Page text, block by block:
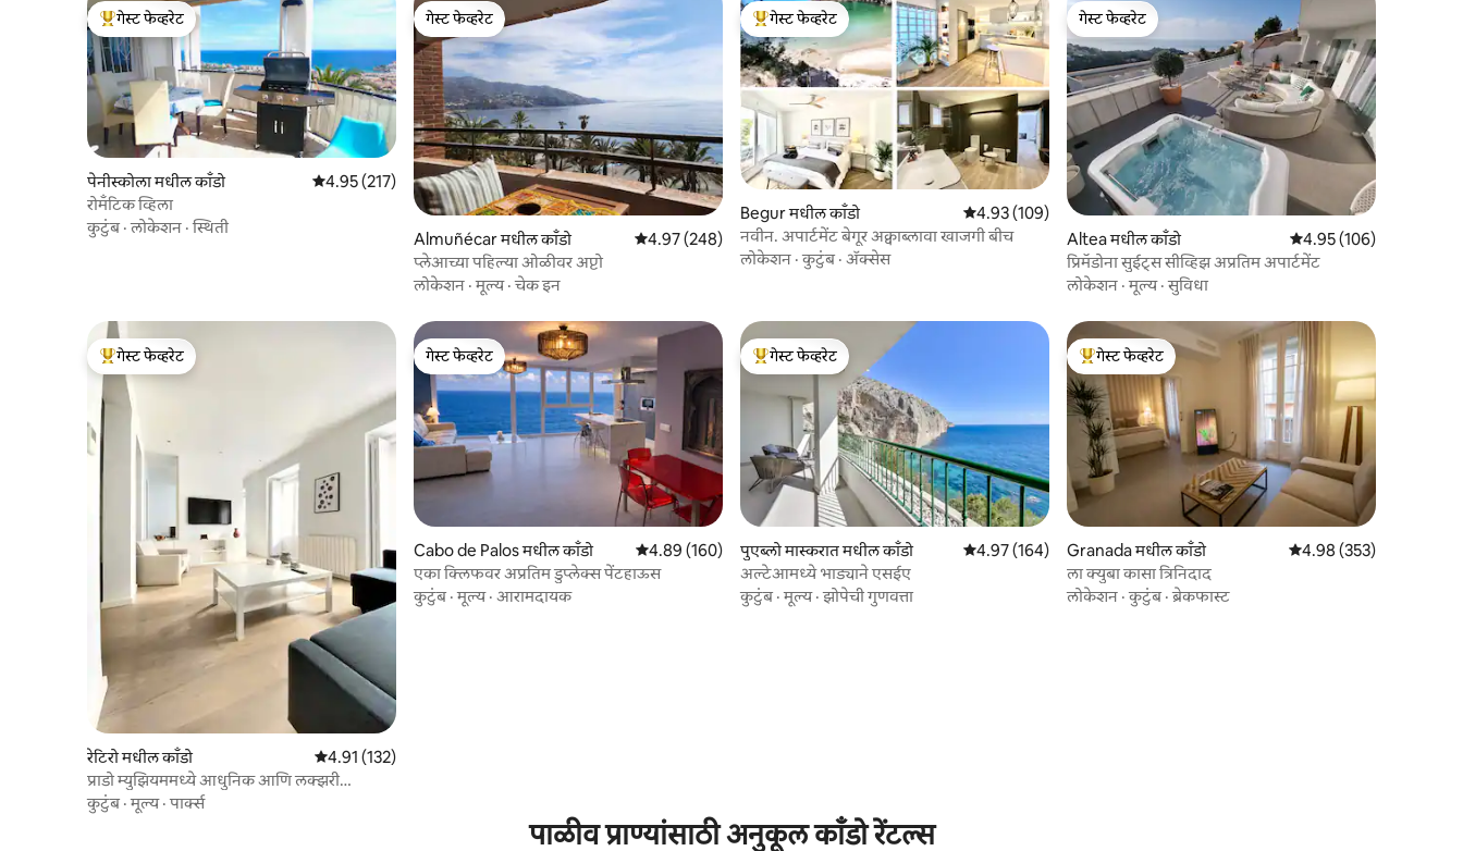
टॉप गेस्ट फेव्हरेट
गेस्ट फेव्हरेट
पेनीस्कोला मधील काँडो 5 पैकी 4.95 सरासरी रेटिंग, 217 रिव्ह्यूज
4.95 (217)
रोमँटिक व्हिला
कुटुंब·लोकेशन ·स्थिती
गेस्ट फेव्हरेट
गेस्ट फेव्हरेट
Almuñécar मधील काँडो 5 पैकी 4.97 सरासरी रेटिंग, 248 रिव्ह्यूज
4.97 (248)
प्लेआच्या पहिल्या ओळीवर अप्टो
लोकेशन ·मूल्य·चेक इन
टॉप गेस्ट फेव्हरेट
गेस्ट फेव्हरेट
Begur मधील काँडो 5 पैकी 4.93 सरासरी रेटिंग, 109 रिव्ह्यूज
4.93 (109)
नवीन. अपार्टमेंट बेगूर अक्वाब्लावा खाजगी बीच
लोकेशन ·कुटुंब· ॲक्सेस
गेस्ट फेव्हरेट
गेस्ट फेव्हरेट
Altea मधील काँडो 5 पैकी 4.95 सरासरी रेटिंग,
4.95 (106)
प्रिमॅडोना सुईट्स सीव्हिझ अप्रतिम अपार्टमेंट
लोकेशन ·मूल्य·सुविधा
टॉप गेस्ट फेव्हरेट
गेस्ट फेव्हरेट
रेटिरो मधील काँडो 5 पैकी 4.91 सरासरी रेटिंग, 132 रिव्ह्यूज
4.91 (132)
प्राडो म्युझियममध्ये आधुनिक आणि लक्झरी
अपार्टमेंट
कुटुंब·मूल्य·पार्क्स
गेस्ट फेव्हरेट
गेस्ट फेव्हरेट
Cabo de Palos मधील काँडो 5 पैकी 4.89 सरासरी रेटिंग, 160 रिव्ह्यूज
4.89 (160)
एका क्लिफवर अप्रतिम डुप्लेक्स पेंटहाऊस
कुटुंब·मूल्य· आरामदायक
टॉप गेस्ट फेव्हरेट
गेस्ट फेव्हरेट
पुएब्लो मास्करात मधील काँडो 5 पैकी 4.97 सरासरी रेटिंग, 164 रिव्ह्यूज
4.97 (164)
अल्टेआमध्ये भाड्याने एसईए
कुटुंब·मूल्य·झोपेची गुणवत्ता
टॉप गेस्ट फेव्हरेट
गेस्ट फेव्हरेट
Granada मधील काँडो 5 पैकी 4.98 सरासरी रेटिंग,
4.98 (353)
ला क्युबा कासा त्रिनिदाद
लोकेशन ·कुटुंब·ब्रेकफास्ट
पाळीव प्राण्यांसाठी अनुकूल काँडो रेंटल्स